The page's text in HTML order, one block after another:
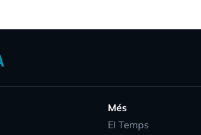
Més
EI Temps